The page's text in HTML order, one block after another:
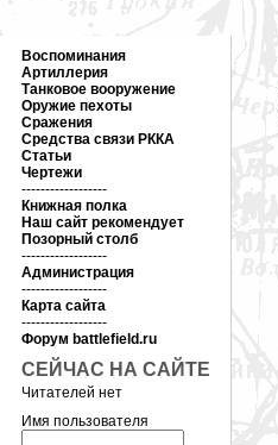
Воспоминания
Артиллерия
Танковое вооружение
Оружие пехоты
Сражения
Средства связи РККА
Статьи
Чертежи
------------------
Книжная полка
Наш сайт рекомендует
Позорный столб
------------------
Администрация
------------------
Карта сайта
------------------
Форум battlefield.ru
СЕЙЧАС НА САЙТЕ
Читателей нет
Имя пользователя